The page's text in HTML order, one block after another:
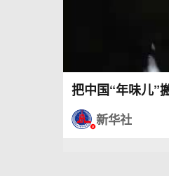
把中国“年味儿”
新华社